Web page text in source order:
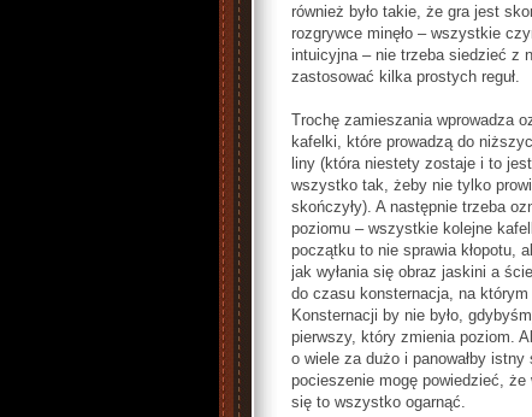
również było takie, że gra jest
rozgrywce minęło – wszystkie
intuicyjna – nie trzeba siedzieć z
zastosować kilka prostych reguł.
Trochę zamieszania wprowadza
kafelki, które prowadzą do
liny (która niestety zostaje i to
wszystko tak, żeby nie tylko
skończyły). A następnie trzeba
poziomu – wszystkie kolejne
początku to nie sprawia kłopotu,
jak wyłania się obraz jaskini a
do czasu konsternacja, na
Konsternacji by nie było,
pierwszy, który zmienia poziom.
o wiele za dużo i panowałby
pocieszenie mogę powiedzieć,
się to wszystko ogarnąć.